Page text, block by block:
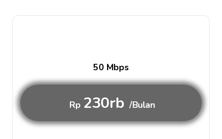
50 Mbps
Rp 230rb /Bulan